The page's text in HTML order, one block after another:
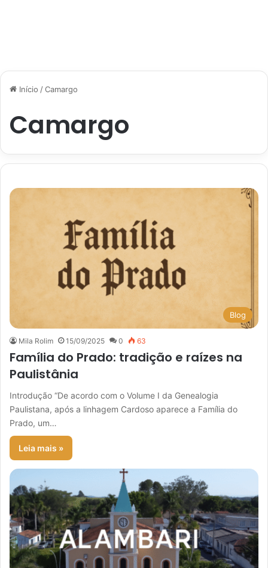
Início /Camargo
Camargo
Blog
Mila Rolim 15/09/2025 0 63
Família do Prado: tradição e raízes na
Paulistânia
Introdução “De acordo com o Volume I da Genealogia
Paulistana, após a linhagem Cardoso aparece a Família do
Prado, um…
Leia mais »